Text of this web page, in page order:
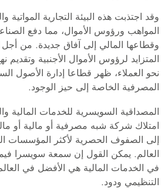
وقد اجتذبت هذه البيئة التجارية المواتية
المواهب ورؤوس الأموال، مما دفع
وقطاعها المالي إلى آفاق جديدة. من أجل
المتزايد لرؤوس الأموال الأجنبية
نحو العملاء، ظهر قطاعا إدارة الأصول
المصرفية الخاصة إلى حيز الوجود.
المصداقية السويسرية للخدمات المالية
امتلاك شركة شبه مصرفية أو مالية أو
إلى الصفوف الحصرية لأكثر المؤسسات
العالم. يمكن القول إن سمعة سويسرا
في الخدمات المالية هي الأفضل في
التنظيمي ودود.